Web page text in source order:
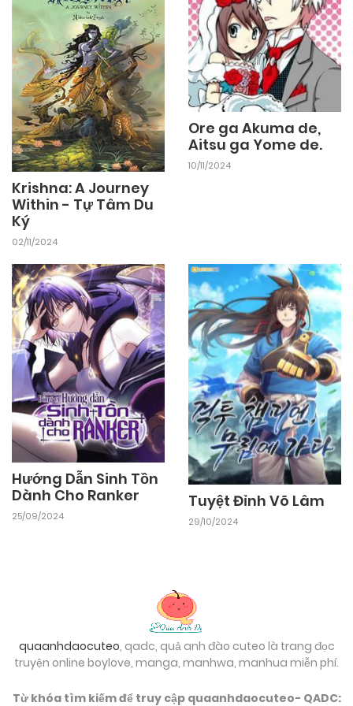
Chapter 10 25/09/2024
Chapter 9 25/09/2024
Chapter 8 25/09/2024
Chapter 7 25/09/2024
Chapter 6
Chapter 5 25/09/2024
Chapter 4 25/09/2024
Chapter 3 25/09/2024
Chapter 2 25/09/2024
Chapter 1 25/09/2024
Krishna: A Journey
Within - Tự Tâm Du
Ký
02/11/2024
Ore ga Akuma de,
Aitsu ga Yome de.
10/11/2024
Hướng Dẫn Sinh Tồn
Dành Cho Ranker
25/09/2024
Tuyệt Đỉnh Võ Lâm
29/10/2024
quaanhdaocuteo, qadc, quả anh đào cuteo là trang đọc
truyện online boylove, manga, manhwa, manhua miễn phí.
Từ khóa tìm kiếm để truy cập quaanhdaocuteo- QADC: